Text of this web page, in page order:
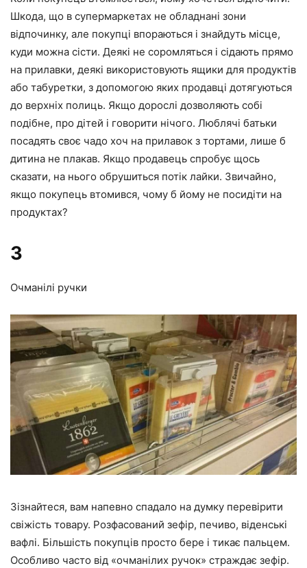
Шкода, що в супермаркетах не обладнані зони
відпочинку, але покупці впораються і знайдуть місце,
куди можна сісти. Деякі не соромляться і сідають прямо
на прилавки, деякі використовують ящики для продуктів
або табуретки, з допомогою яких продавці дотягуються
до верхніх полиць. Якщо дорослі дозволяють собі
подібне, про дітей і говорити нічого. Люблячі батьки
посадять своє чадо хоч на прилавок з тортами, лише б
дитина не плакав. Якщо продавець спробує щось
сказати, на нього обрушиться потік лайки. Звичайно,
якщо покупець втомився, чому б йому не посидіти на
продуктах?
3
Очманілі ручки
Зізнайтеся, вам напевно спадало на думку перевірити
свіжість товару. Розфасований зефір, печиво, віденські
вафлі. Більшість покупців просто бере і тикає пальцем.
Особливо часто від «очманілих ручок» страждає зефір.